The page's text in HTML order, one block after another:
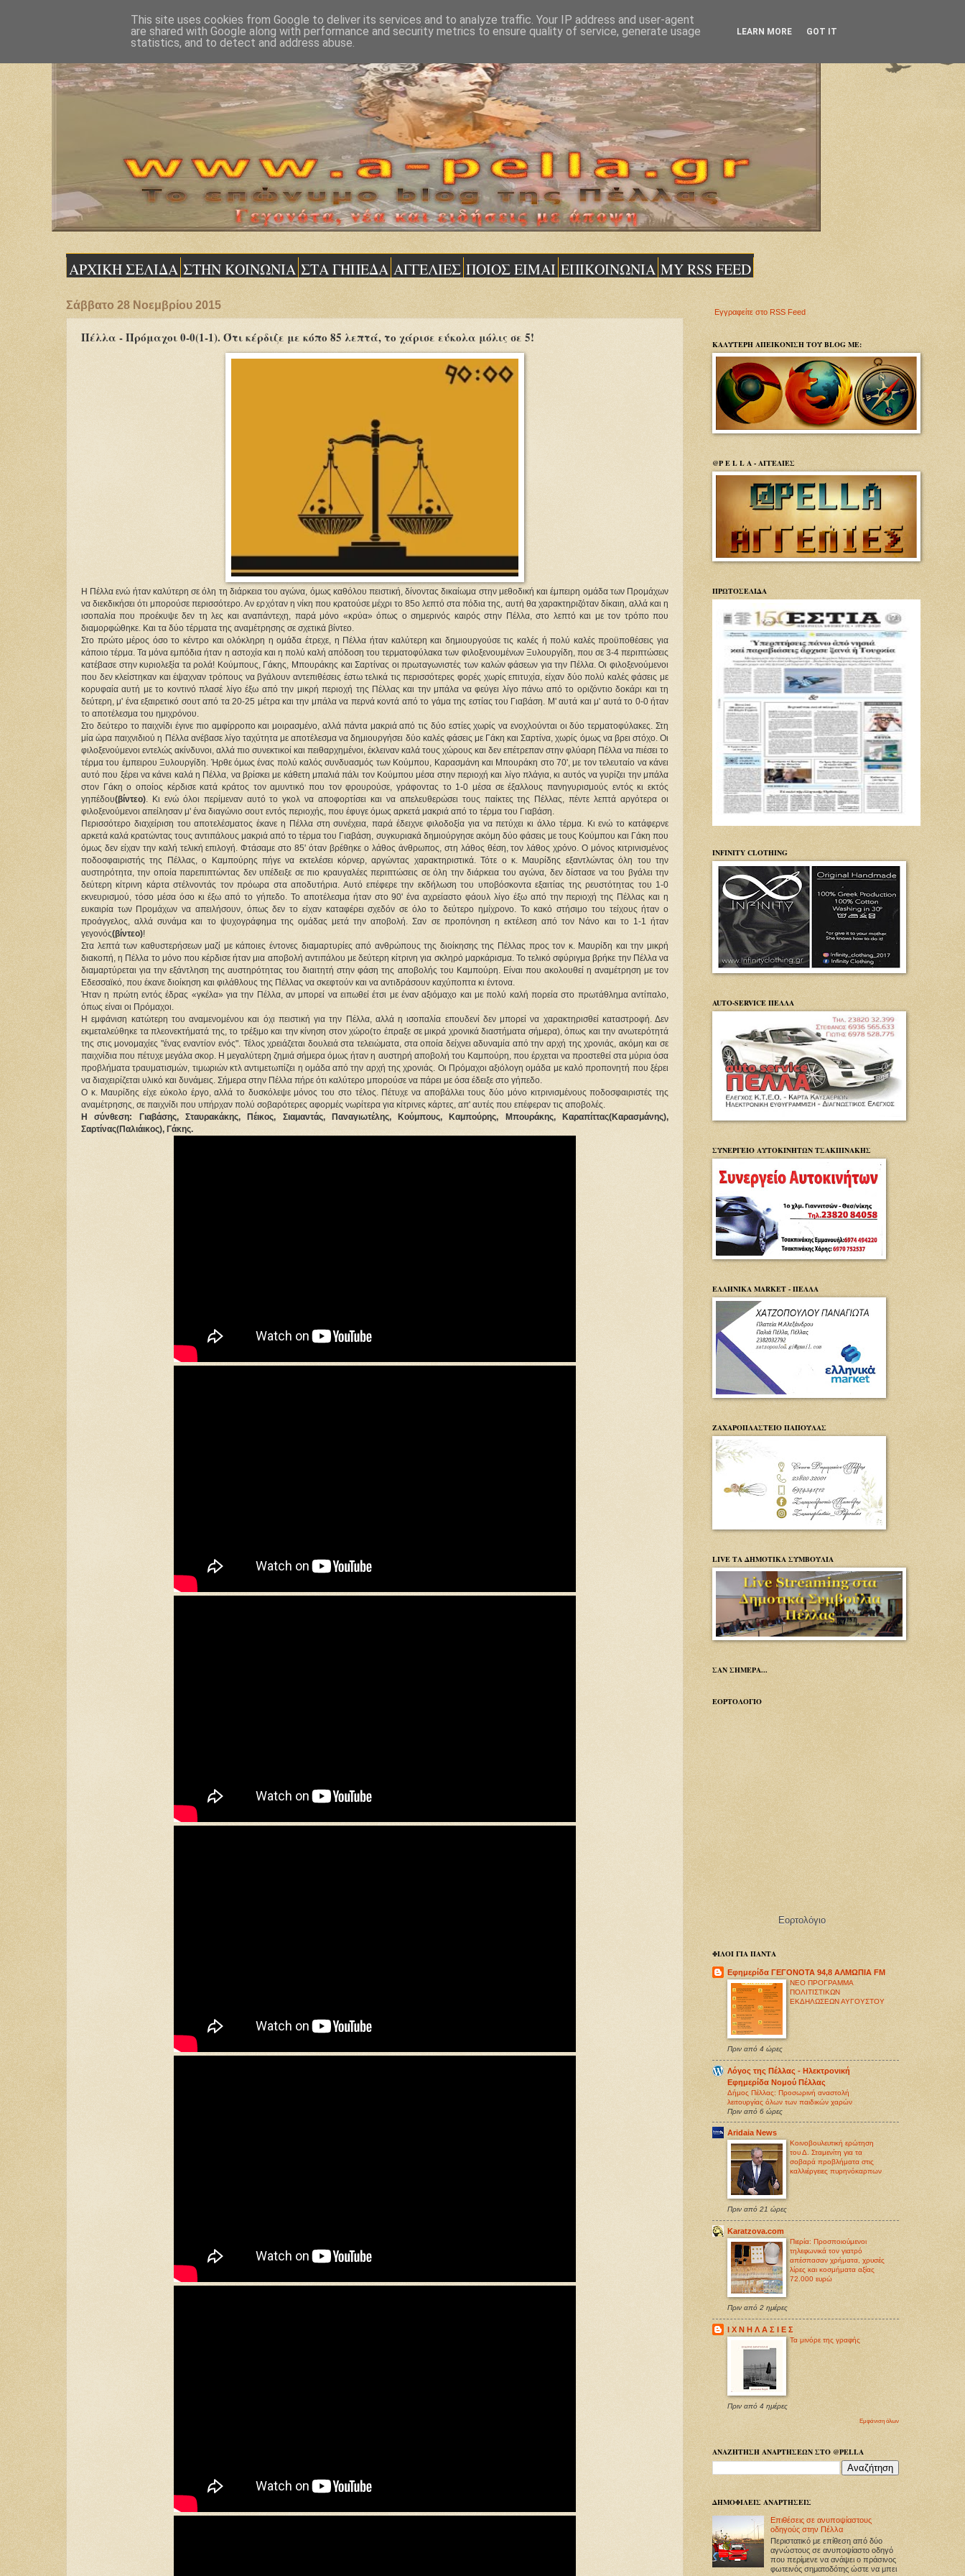
ΑΡΧΙΚΗ ΣΕΛΙΔΑ ΣΤΗΝ ΚΟΙΝΩΝΙΑ ΣΤΑ ΓΗΠΕΔΑ ΑΓΓΕΛΙΕΣ ΠΟΙΟΣ ΕΙΜΑΙ ΕΠΙΚΟΙΝΩΝΙΑ MY RSS FEED
Σάββατο 28 Νοεμβρίου 2015
Πέλλα - Πρόμαχοι 0-0(1-1). Ότι κέρδιζε με κόπο 85 λεπτά, το χάρισε εύκολα μόλις σε 5!
Η Πέλλα ενώ ήταν καλύτερη σε όλη τη διάρκεια του αγώνα, όμως καθόλου πειστική, δίνοντας δικαίωμα στην μεθοδική και έμπειρη ομάδα των Προμάχων
να διεκδικήσει ότι μπορούσε περισσότερο. Αν ερχόταν η νίκη που κρατούσε μέχρι το 85ο λεπτό στα πόδια της, αυτή θα χαρακτηριζόταν δίκαιη, αλλά και η
ισοπαλία που προέκυψε δεν τη λες και αναπάντεχη, παρά μόνο «κρύα» όπως ο σημερινός καιρός στην Πέλλα, στο λεπτό και με τον τρόπο που
διαμορφώθηκε. Και τα δύο τέρματα της αναμέτρησης σε σχετικά βίντεο.
Στο πρώτο μέρος όσο το κέντρο και ολόκληρη η ομάδα έτρεχε, η Πέλλα ήταν καλύτερη και δημιουργούσε τις καλές ή πολύ καλές προϋποθέσεις για
κάποιο τέρμα. Τα μόνα εμπόδια ήταν η αστοχία και η πολύ καλή απόδοση του τερματοφύλακα των φιλοξενουμένων Ξυλουργίδη, που σε 3-4 περιπτώσεις
κατέβασε στην κυριολεξία τα ρολά! Κούμπους, Γάκης, Μπουράκης και Σαρτίνας οι πρωταγωνιστές των καλών φάσεων για την Πέλλα. Οι φιλοξενούμενοι
που δεν κλείστηκαν και έψαχναν τρόπους να βγάλουν αντεπιθέσεις έστω τελικά τις περισσότερες φορές χωρίς επιτυχία, είχαν δύο πολύ καλές φάσεις με
κορυφαία αυτή με το κοντινό πλασέ λίγο έξω από την μικρή περιοχή της Πέλλας και την μπάλα να φεύγει λίγο πάνω από το οριζόντιο δοκάρι και τη
δεύτερη, μ' ένα εξαιρετικό σουτ από τα 20-25 μέτρα και την μπάλα να περνά κοντά από το γάμα της εστίας του Γιαβάση. Μ' αυτά και μ' αυτά το 0-0 ήταν
το αποτέλεσμα του ημιχρόνου.
Στο δεύτερο το παιχνίδι έγινε πιο αμφίρροπο και μοιρασμένο, αλλά πάντα μακριά από τις δύο εστίες χωρίς να ενοχλούνται οι δύο τερματοφύλακες. Στη
μία ώρα παιχνιδιού η Πέλλα ανέβασε λίγο ταχύτητα με αποτέλεσμα να δημιουργήσει δύο καλές φάσεις με Γάκη και Σαρτίνα, χωρίς όμως να βρει στόχο. Οι
φιλοξενούμενοι εντελώς ακίνδυνοι, αλλά πιο συνεκτικοί και πειθαρχημένοι, έκλειναν καλά τους χώρους και δεν επέτρεπαν στην φλύαρη Πέλλα να πιέσει το
τέρμα του έμπειρου Ξυλουργίδη. Ήρθε όμως ένας πολύ καλός συνδυασμός των Κούμπου, Καρασμάνη και Μπουράκη στο 70', με τον τελευταίο να κάνει
αυτό που ξέρει να κάνει καλά η Πέλλα, να βρίσκει με κάθετη μπαλιά πάλι τον Κούμπου μέσα στην περιοχή και λίγο πλάγια, κι αυτός να γυρίζει την μπάλα
στον Γάκη ο οποίος κέρδισε κατά κράτος τον αμυντικό που τον φρουρούσε, γράφοντας το 1-0 μέσα σε έξαλλους πανηγυρισμούς εντός κι εκτός
γηπέδου(βίντεο) . Κι ενώ όλοι περίμεναν αυτό το γκολ να αποφορτίσει και να απελευθερώσει τους παίκτες της Πέλλας, πέντε λεπτά αργότερα οι
φιλοξενούμενοι απείλησαν μ' ένα διαγώνιο σουτ εντός περιοχής, που έφυγε όμως αρκετά μακριά από το τέρμα του Γιαβάση.
Περισσότερο διαχείριση του αποτελέσματος έκανε η Πέλλα στη συνέχεια, παρά έδειχνε φιλοδοξία για να πετύχει κι άλλο τέρμα. Κι ενώ το κατάφερνε
αρκετά καλά κρατώντας τους αντιπάλους μακριά από το τέρμα του Γιαβάση, συγκυριακά δημιούργησε ακόμη δύο φάσεις με τους Κούμπου και Γάκη που
όμως δεν είχαν την καλή τελική επιλογή. Φτάσαμε στο 85' όταν βρέθηκε ο λάθος άνθρωπος, στη λάθος θέση, τον λάθος χρόνο. Ο μόνος κιτρινισμένος
ποδοσφαιριστής της Πέλλας, ο Καμπούρης πήγε να εκτελέσει κόρνερ, αργώντας χαρακτηριστικά. Τότε ο κ. Μαυρίδης εξαντλώντας όλη του την
αυστηρότητα, την οποία παρεπιπτώντας δεν υπέδειξε σε πιο κραυγαλέες περιπτώσεις σε όλη την διάρκεια του αγώνα, δεν δίστασε να του βγάλει την
δεύτερη κίτρινη κάρτα στέλνοντάς τον πρόωρα στα αποδυτήρια. Αυτό επέφερε την εκδήλωση του υποβόσκοντα εξαιτίας της ρευστότητας του 1-0
εκνευρισμού, τόσο μέσα όσο κι έξω από το γήπεδο. Το αποτέλεσμα ήταν στο 90' ένα αχρείαστο φάουλ λίγο έξω από την περιοχή της Πέλλας και η
ευκαιρία των Προμάχων να απειλήσουν, όπως δεν το είχαν καταφέρει σχεδόν σε όλο το δεύτερο ημίχρονο. Το κακό στήσιμο του τείχους ήταν ο
προάγγελος, αλλά συνάμα και το ψυχογράφημα της ομάδας μετά την αποβολή. Σαν σε προπόνηση η εκτέλεση από τον Νάνο και το 1-1 ήταν
γεγονός(βίντεο)!
Στα λεπτά των καθυστερήσεων μαζί με κάποιες έντονες διαμαρτυρίες από ανθρώπους της διοίκησης της Πέλλας προς τον κ. Μαυρίδη και την μικρή
διακοπή, η Πέλλα το μόνο που κέρδισε ήταν μια αποβολή αντιπάλου με δεύτερη κίτρινη για σκληρό μαρκάρισμα. Το τελικό σφύριγμα βρήκε την Πέλλα να
διαμαρτύρεται για την εξάντληση της αυστηρότητας του διαιτητή στην φάση της αποβολής του Καμπούρη. Είναι που ακολουθεί η αναμέτρηση με τον
Εδεσσαϊκό, που έκανε διοίκηση και φιλάθλους της Πέλλας να σκεφτούν και να αντιδράσουν καχύποπτα κι έντονα.
Ήταν η πρώτη εντός έδρας «γκέλα» για την Πέλλα, αν μπορεί να ειπωθεί έτσι με έναν αξιόμαχο και με πολύ καλή πορεία στο πρωτάθλημα αντίπαλο,
όπως είναι οι Πρόμαχοι.
Η εμφάνιση κατώτερη του αναμενομένου και όχι πειστική για την Πέλλα, αλλά η ισοπαλία επουδενί δεν μπορεί να χαρακτηρισθεί καταστροφή. Δεν
εκμεταλεύθηκε τα πλεονεκτήματά της, το τρέξιμο και την κίνηση στον χώρο(το έπραξε σε μικρά χρονικά διαστήματα σήμερα), όπως και την ανωτερότητά
της στις μονομαχίες "ένας εναντίον ενός". Τέλος χρειάζεται δουλειά στα τελειώματα, στα οποία δείχνει αδυναμία από την αρχή της χρονιάς, ακόμη και σε
παιχνίδια που πέτυχε μεγάλα σκορ. Η μεγαλύτερη ζημιά σήμερα όμως ήταν η αυστηρή αποβολή του Καμπούρη, που έρχεται να προστεθεί στα μύρια όσα
προβλήματα τραυματισμών, τιμωριών κτλ αντιμετωπίζει η ομάδα από την αρχή της χρονιάς. Οι Πρόμαχοι αξιόλογη ομάδα με καλό προπονητή που ξέρει
να διαχειρίζεται υλικό και δυνάμεις. Σήμερα στην Πέλλα πήρε ότι καλύτερο μπορούσε να πάρει με όσα έδειξε στο γήπεδο.
Ο κ. Μαυρίδης είχε εύκολο έργο, αλλά το δυσκόλεψε μόνος του στο τέλος. Πέτυχε να αποβάλλει τους δύο μόνο κιτρινισμένους ποδοσφαιριστές της
αναμέτρησης, σε παιχνίδι που υπήρχαν πολύ σοβαρότερες αφορμές νωρίτερα για κίτρινες κάρτες, απ' αυτές που επέφεραν τις αποβολές.
Η σύνθεση: Γιαβάσης, Σταυρακάκης, Πέικος, Σιαμαντάς, Παναγιωτέλης, Κούμπους, Καμπούρης, Μπουράκης, Καραπίττας(Καρασμάνης),
Σαρτίνας(Παλιάικος), Γάκης.
Εγγραφείτε στο RSS Feed
ΚΑΛΥΤΕΡΗ ΑΠΕΙΚΟΝΙΣΗ ΤΟΥ BLOG ΜΕ:
@P E L L A - ΑΓΓΕΛΙΕΣ
ΠΡΩΤΟΣΕΛΙΔΑ
INFINITY CLOTHING
AUTO-SERVICE ΠΕΛΛΑ
ΣΥΝΕΡΓΕΙΟ ΑΥΤΟΚΙΝΗΤΩΝ ΤΣΑΚΠΙΝΑΚΗΣ
ΕΛΛΗΝΙΚΑ MARKET - ΠΕΛΛΑ
ΖΑΧΑΡΟΠΛΑΣΤΕΙΟ ΠΑΠΟΥΛΑΣ
LIVE ΤΑ ΔΗΜΟΤΙΚΑ ΣΥΜΒΟΥΛΙΑ
ΣΑΝ ΣΗΜΕΡΑ...
ΕΟΡΤΟΛΟΓΙΟ
Εορτολόγιο
ΦΙΛΟΙ ΓΙΑ ΠΑΝΤΑ
Εφημερίδα ΓΕΓΟΝΟΤΑ 94,8 ΑΛΜΩΠΙΑ FM
ΝΕΟ ΠΡΟΓΡΑΜΜΑ
ΠΟΛΙΤΙΣΤΙΚΩΝ
ΕΚΔΗΛΩΣΕΩΝ ΑΥΓΟΥΣΤΟΥ
Πριν από 4 ώρες
Λόγος της Πέλλας - Ηλεκτρονική
Εφημερίδα Νομού Πέλλας
Δήμος Πέλλας: Προσωρινή αναστολή
λειτουργίας όλων των παιδικών χαρών
Πριν από 6 ώρες
Aridaia News
Κοινοβουλευτική ερώτηση
του Δ. Σταμενίτη για τα
σοβαρά προβλήματα στις
καλλιέργειες πυρηνόκαρπων
Πριν από 21 ώρες
Karatzova.com
Πιερία: Προσποιούμενοι
τηλεφωνικά τον γιατρό
απέσπασαν χρήματα, χρυσές
λίρες και κοσμήματα αξίας
72.000 ευρώ
Πριν από 2 ημέρες
Ι Χ Ν Η Λ Α Σ Ι Ε Σ
Τα μινόρε της γραφής
Πριν από 4 ημέρες
Εμφάνιση όλων
ΑΝΑΖΗΤΗΣΗ ΑΝΑΡΤΗΣΕΩΝ ΣΤΟ @PELLA
ΔΗΜΟΦΙΛΕΙΣ ΑΝΑΡΤΗΣΕΙΣ
Επιθέσεις σε ανυποψίαστους
οδηγούς στην Πέλλα
Περιστατικό με επίθεση από δύο
αγνώστους σε ανυποψίαστο οδηγό
που περίμενε να ανάψει ο πράσινος
φωτεινός σηματοδότης ώστε να μπει
This site uses cookies from Google to deliver its services and to analyze traffic. Your IP address and user-agent
are shared with Google along with performance and security metrics to ensure quality of service, generate usage
statistics, and to detect and address abuse.
LEARN MORE GOT IT